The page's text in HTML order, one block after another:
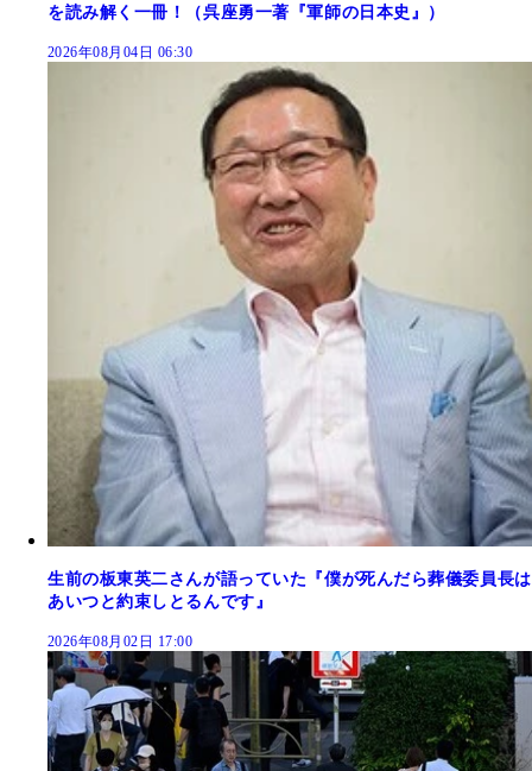
を読み解く一冊！（呉座勇一著『軍師の日本史』）
2026年08月04日 06:30
生前の板東英二さんが語っていた『僕が死んだら葬儀委員長は
あいつと約束しとるんです』
2026年08月02日 17:00